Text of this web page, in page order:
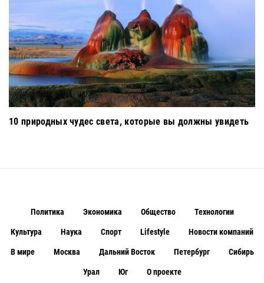
10 природных чудес света, которые вы должны увидеть
Политика Экономика Общество Технологии
Культура Наука Спорт Lifestyle Новости компаний
В мире Москва Дальний Восток Петербург Сибирь
Урал Юг О проекте